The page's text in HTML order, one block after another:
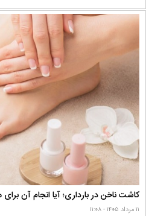
کاشت ناخن در بارداری؛ آیا انجام آن
۱۱ مرداد ۱۴۰۵ - ۱۱:۰۸